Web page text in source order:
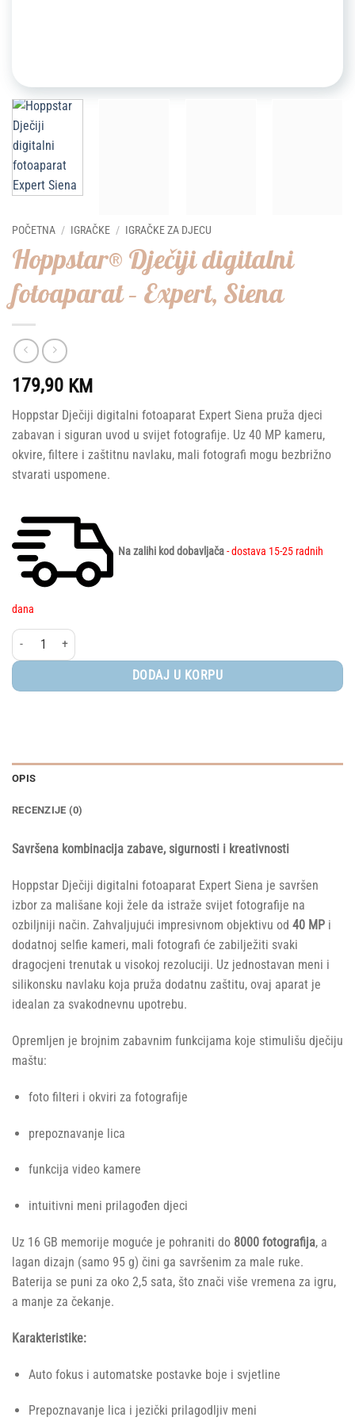
POČETNA / IGRAČKE / IGRAČKE ZA DJECU
Hoppstar® Dječiji digitalni
fotoaparat – Expert, Siena
179,90 KM
Hoppstar Dječiji digitalni fotoaparat Expert Siena pruža djeci
zabavan i siguran uvod u svijet fotografije. Uz 40 MP kameru,
okvire, filtere i zaštitnu navlaku, mali fotografi mogu bezbrižno
stvarati uspomene.
Na zalihi kod dobavljača- dostava 15-25 radnih
dana
Hoppstar® Dječiji digitalni fotoaparat – Expert, Siena količina
DODAJ U KORPU
OPIS
RECENZIJE (0)
Savršena kombinacija zabave, sigurnosti i kreativnosti
Hoppstar Dječiji digitalni fotoaparat Expert Siena je savršen
izbor za mališane koji žele da istraže svijet fotografije na
ozbiljniji način. Zahvaljujući impresivnom objektivu od 40 MP i
dodatnoj selfie kameri, mali fotografi će zabilježiti svaki
dragocjeni trenutak u visokoj rezoluciji. Uz jednostavan meni i
silikonsku navlaku koja pruža dodatnu zaštitu, ovaj aparat je
idealan za svakodnevnu upotrebu.
Opremljen je brojnim zabavnim funkcijama koje stimulišu dječiju
maštu:
foto filteri i okviri za fotografije
prepoznavanje lica
funkcija video kamere
intuitivni meni prilagođen djeci
Uz 16 GB memorije moguće je pohraniti do 8000 fotografija, a
lagan dizajn (samo 95 g) čini ga savršenim za male ruke.
Baterija se puni za oko 2,5 sata, što znači više vremena za igru,
a manje za čekanje.
Karakteristike:
Auto fokus i automatske postavke boje i svjetline
Prepoznavanje lica i jezički prilagodljiv meni